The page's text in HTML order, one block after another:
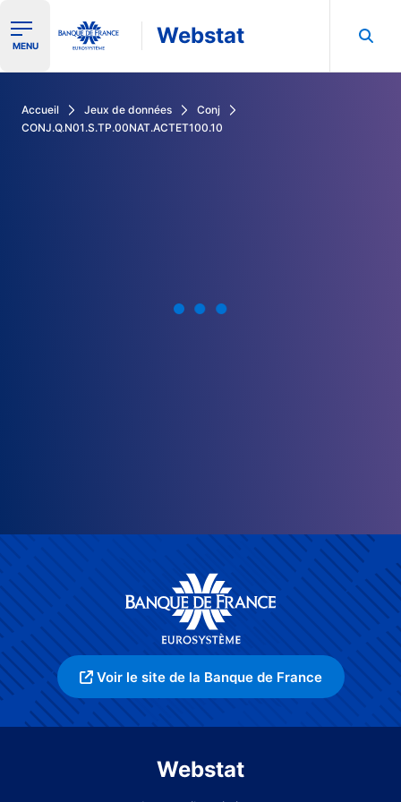
Ouvrir le menu de navigation
MENU Webstat
Accueil Jeux de données
Conj
CONJ.Q.N01.S.TP.00NAT.ACTET100.10
Voir le site de la Banque de France
Webstat